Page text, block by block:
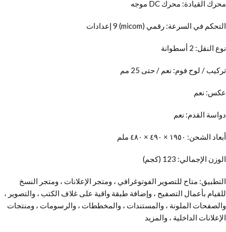
محرك القيادة: محرك DC موجه
التحكم في السرعة: رقمي (micom) 9 إعدادات
نوع النقل: 2 أسطوانة
تركيب / لوح فوم: نعم / حتى 25 مم
عكس: نعم
دواسة القدم: نعم
أبعاد الشحن: ١٩٥٠ × ٤٩٠ × ٤٨٠ ملم
الوزن الإجمالي: 123 (كجم)
التطبيق: متاح للتصوير الفوتوغرافي ، ومتجر الإعلانات ، ومتجر النسخ
للقيام بأعمال التصفيح ، وإضافة طبقة واقية على غلاف الكتب ، والتصوير ،
والصفحات الملونة ، والمستندات ، والمخططات ، والرسومات ، ومنتجات
الإعلانات الداخلية ، والمزيد